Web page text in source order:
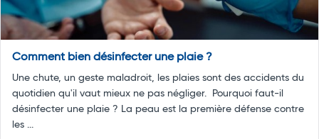
Comment bien désinfecter une plaie ?
Une chute, un geste maladroit, les plaies sont des accidents du
quotidien qu'il vaut mieux ne pas négliger. Pourquoi faut-il
désinfecter une plaie ? La peau est la première défense contre
les ...